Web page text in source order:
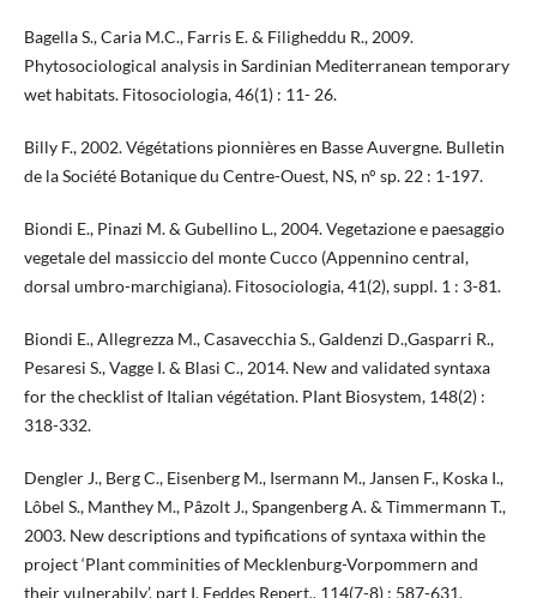
Bagella S., Caria M.C., Farris E. & Filigheddu R., 2009.
Phytosociological analysis in Sardinian Mediterranean temporary
wet habitats. Fitosociologia, 46(1) : 11- 26.
Billy F., 2002. Végétations pionnières en Basse Auvergne. Bulletin
de la Société Botanique du Centre-Ouest, NS, n° sp. 22 : 1-197.
Biondi E., Pinazi M. & Gubellino L., 2004. Vegetazione e paesaggio
vegetale del massiccio del monte Cucco (Appennino central,
dorsal umbro-marchigiana). Fitosociologia, 41(2), suppl. 1 : 3-81.
Biondi E., Allegrezza M., Casavecchia S., Galdenzi D.,Gasparri R.,
Pesaresi S., Vagge I. & Blasi C., 2014. New and validated syntaxa
for the checklist of Italian végétation. PIant Biosystem, 148(2) :
318-332.
Dengler J., Berg C., Eisenberg M., Isermann M., Jansen F., Koska I.,
Lôbel S., Manthey M., Pâzolt J., Spangenberg A. & Timmermann T.,
2003. New descriptions and typifications of syntaxa within the
project ‘Plant comminities of Mecklenburg-Vorpommern and
their vulnerabily’, part I. Feddes Repert., 114(7-8) : 587-631.